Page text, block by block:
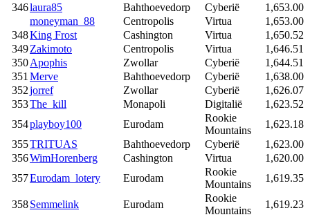
346laura85 Bahthoevedorp Cyberië
1,653.00
moneyman_88
Centropolis Virtua
1,653.00
348King Frost Cashington Virtua
1,650.52
349Zakimoto Centropolis Virtua
1,646.51
350Apophis Zwollar Cyberië
1,644.51
351 Merve Bahthoevedorp Cyberië
1,638.00
352jorref Zwollar Cyberië
1,626.07
353The_kill Monapoli Digitalië
1,623.52
354playboy100 Eurodam
Rookie
Mountains
1,623.18
355TRITUAS Bahthoevedorp Cyberië
1,623.00
356WimHorenberg Cashington Virtua
1,620.00
357Eurodam_lotery Eurodam
Rookie
Mountains
1,619.35
358Semmelink Eurodam
Rookie
Mountains
1,619.23